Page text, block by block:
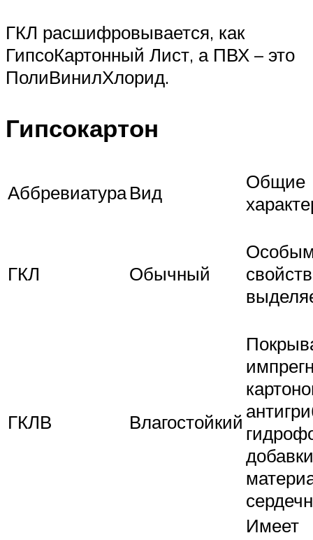
ГКЛ расшифровывается, как
ГипсоКартонный Лист, а ПВХ – это
ПолиВинилХлорид.
Гипсокартон
АббревиатураВид
Общие
ГКЛ Обычный
ГКЛВ Влагостойкий
Имеет